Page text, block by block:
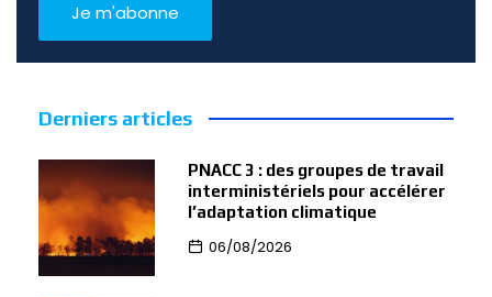
Derniers articles
PNACC 3 : des groupes de travail
interministériels pour accélérer
l’adaptation climatique
06/08/2026